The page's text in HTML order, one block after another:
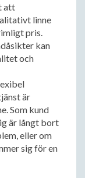
att
linne
pris.
kan
och
är
Som kund
är långt bort
eller om
sig för en